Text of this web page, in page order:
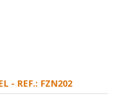
- REF.: FZN202